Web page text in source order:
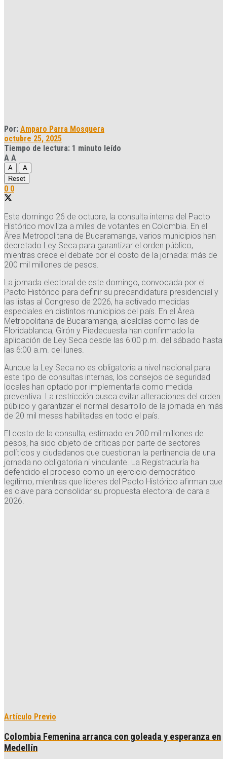
Por: Amparo Parra Mosquera
octubre 25, 2025
Tiempo de lectura: 1 minuto leído
A A
A
A
Reset
0 0
Este domingo 26 de octubre, la consulta interna del Pacto
Histórico moviliza a miles de votantes en Colombia. En el
Área Metropolitana de Bucaramanga, varios municipios han
decretado Ley Seca para garantizar el orden público,
mientras crece el debate por el costo de la jornada: más de
200 mil millones de pesos.
La jornada electoral de este domingo, convocada por el
Pacto Histórico para definir su precandidatura presidencial y
las listas al Congreso de 2026, ha activado medidas
especiales en distintos municipios del país. En el Área
Metropolitana de Bucaramanga, alcaldías como las de
Floridablanca, Girón y Piedecuesta han confirmado la
aplicación de Ley Seca desde las 6:00 p.m. del sábado hasta
las 6:00 a.m. del lunes.
Aunque la Ley Seca no es obligatoria a nivel nacional para
este tipo de consultas internas, los consejos de seguridad
locales han optado por implementarla como medida
preventiva. La restricción busca evitar alteraciones del orden
público y garantizar el normal desarrollo de la jornada en más
de 20 mil mesas habilitadas en todo el país.
El costo de la consulta, estimado en 200 mil millones de
pesos, ha sido objeto de críticas por parte de sectores
políticos y ciudadanos que cuestionan la pertinencia de una
jornada no obligatoria ni vinculante. La Registraduría ha
defendido el proceso como un ejercicio democrático
legítimo, mientras que líderes del Pacto Histórico afirman que
es clave para consolidar su propuesta electoral de cara a
2026.
Artículo Previo
Colombia Femenina arranca con goleada y esperanza en
Medellín